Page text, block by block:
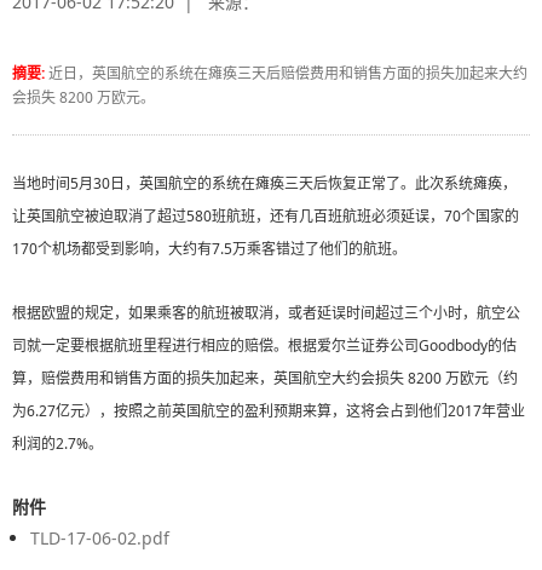
摘要:近日，英国航空的系统在瘫痪三天后赔偿费用和销售方面的损失加起来大约
会损失 8200 万欧元。
当地时间5月30日，英国航空的系统在瘫痪三天后恢复正常了。此次系统瘫痪，
让英国航空被迫取消了超过580班航班，还有几百班航班必须延误，70个国家的
170个机场都受到影响，大约有7.5万乘客错过了他们的航班。
根据欧盟的规定，如果乘客的航班被取消，或者延误时间超过三个小时，航空公
司就一定要根据航班里程进行相应的赔偿。根据爱尔兰证券公司Goodbody的估
算，赔偿费用和销售方面的损失加起来，英国航空大约会损失 8200 万欧元（约
为6.27亿元），按照之前英国航空的盈利预期来算，这将会占到他们2017年营业
利润的2.7%。
附件
TLD-17-06-02.pdf